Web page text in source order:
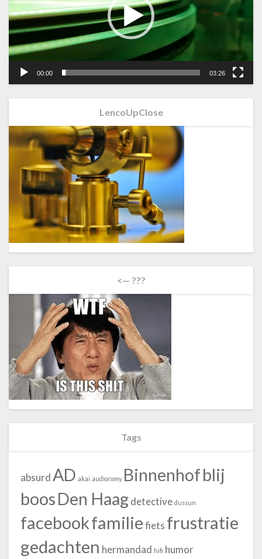
00:00 03:26
LencoUpClose
<— ???
Tags
absurdAD akai audioromy Binnenhofblij
boosDen Haagdetective dussun
facebookfamiliefiets frustratie
gedachten hermandad hifi humor